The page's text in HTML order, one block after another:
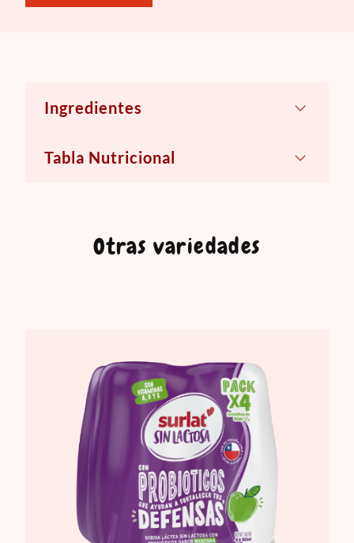
Ingredientes
Cloruro de calcio, Cultivos lácticos
Tabla Nutricional
Otras variedades